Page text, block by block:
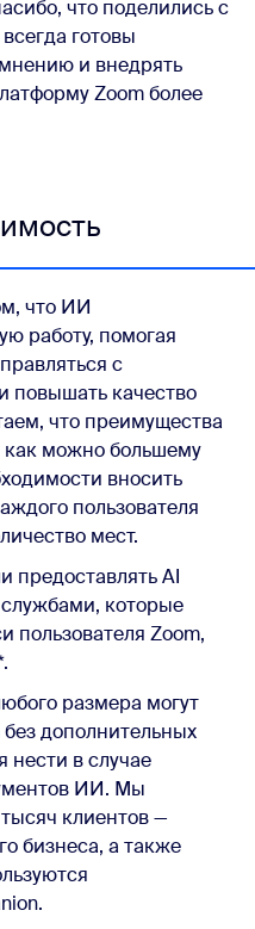
что поделились с
готовы
и внедрять
Zoom более
что ИИ
работу, помогая
с
повышать качество
что преимущества
можно большему
вносить
пользователя
мест.
AI
которые
пользователя Zoom,
размера могут
дополнительных
нести в случае
ИИ. Мы
клиентов —
бизнеса, а также